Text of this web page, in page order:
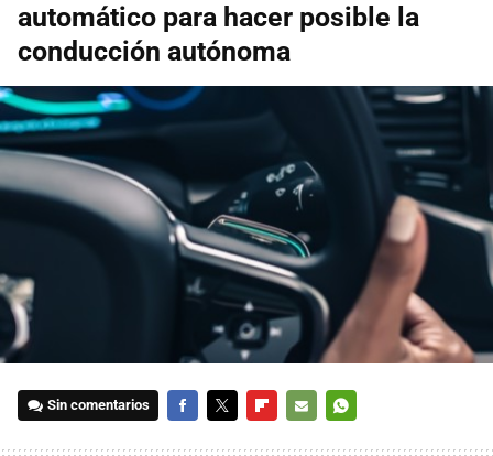
automático para hacer posible la
conducción autónoma
Sin comentarios